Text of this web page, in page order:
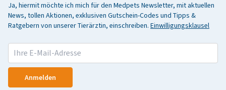
Ja, hiermit möchte ich mich für den Medpets Newsletter, mit aktuellen
News, tollen Aktionen, exklusiven Gutschein-Codes und Tipps &
Ratgebern von unserer Tierärztin, einschreiben. Einwilligungsklausel
Anmelden